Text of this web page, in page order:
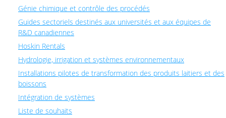
Génie chimique et contrôle des procédés
Guides sectoriels destinés aux universités et aux équipes de
R&D canadiennes
Hoskin Rentals
Hydrologie, irrigation et systèmes environnementaux
Installations pilotes de transformation des produits laitiers et des
boissons
Intégration de systèmes
Liste de souhaits